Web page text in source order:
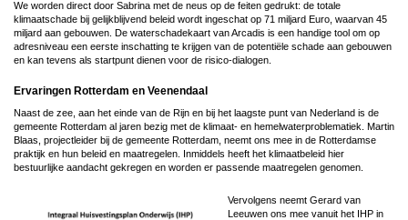
We worden direct door Sabrina met de neus op de feiten gedrukt: de totale
klimaatschade bij gelijkblijvend beleid wordt ingeschat op 71 miljard Euro, waarvan 45
miljard aan gebouwen. De waterschadekaart van Arcadis is een handige tool om op
adresniveau een eerste inschatting te krijgen van de potentiële schade aan gebouwen
en kan tevens als startpunt dienen voor de risico-dialogen.
Ervaringen Rotterdam en Veenendaal
Naast de zee, aan het einde van de Rijn en bij het laagste punt van Nederland is de
gemeente Rotterdam al jaren bezig met de klimaat- en hemelwaterproblematiek. Martin
Blaas, projectleider bij de gemeente Rotterdam, neemt ons mee in de Rotterdamse
praktijk en hun beleid en maatregelen. Inmiddels heeft het klimaatbeleid hier
bestuurlijke aandacht gekregen en worden er passende maatregelen genomen.
Vervolgens neemt Gerard van
Leeuwen ons mee vanuit het IHP in